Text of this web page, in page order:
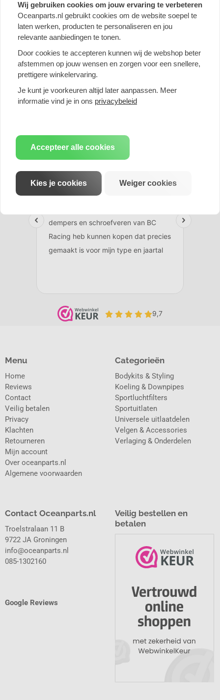
72.5
€ 582,01
€ 465,61
Prijs per stuk
72.5
€ 582,01
€ 465,61
Klanten geven ons een 9,7
Categorieën
Bodykits & Styling
Koeling & Downpipes
Sportluchtfilters
Sportuitlaten
Universele uitlaatdelen
Velgen & Accessories
Verlaging & Onderdelen
Menu
Home
Reviews
Contact
Veilig betalen
Privacy
Klachten
Retourneren
Mijn account
Over oceanparts.nl
Algemene voorwaarden
Contact Oceanparts.nl
Troelstralaan 11 B
9722 JA Groningen
info@oceanparts.nl
085-1302160
Google Reviews
Veilig bestellen en
betalen
Wij gebruiken cookies om jouw ervaring te verbeteren
Oceanparts.nl gebruikt cookies om de website soepel te
laten werken, producten te personaliseren en jou
relevante aanbiedingen te tonen.
Door cookies te accepteren kunnen wij de webshop beter
afstemmen op jouw wensen en zorgen voor een snellere,
prettigere winkelervaring.
Je kunt je voorkeuren altijd later aanpassen. Meer
informatie vind je in ons privacybeleid
Accepteer alle cookies
Kies je cookies Weiger cookies